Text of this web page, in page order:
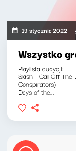
19 stycznia 2022
Wszystko
Playlista audycji:
Slash - Call Off The
Conspirators)
Days of the...